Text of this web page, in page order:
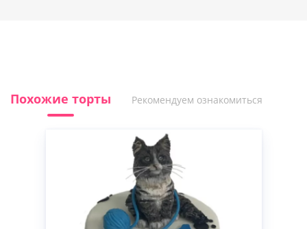
Похожие торты Рекомендуем ознакомиться